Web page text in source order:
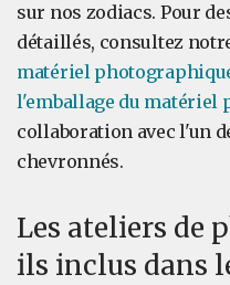
sur nos zodiacs. Pour
détaillés, consultez
matériel
l'emballage du matériel
collaboration avec l'un
chevronnés.
Les ateliers de
ils inclus dans